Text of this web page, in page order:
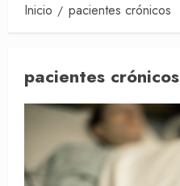
Inicio pacientes crónicos
pacientes crónicos